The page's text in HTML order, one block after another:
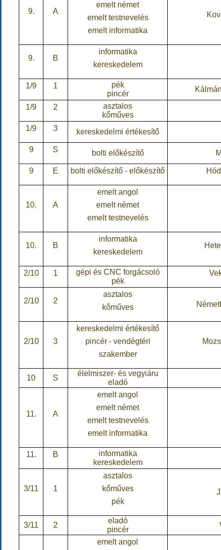
9. A
emelt német
emelt testnevelés
emelt informatika
9. B
informatika
kereskedelem
1/9 1
pék
pincér
1/9 2
asztalos
kőműves
1/9
3 kereskedelmi értékesítő
9 S bolti előkészítő
9 E bolti előkészítő - előkészítő
10. A
emelt angol
emelt német
emelt testnevelés
10. B
informatika
kereskedelem
2/10 1
gépi és CNC forgácsoló
pék
2/10 2
asztalos
kőműves
2/10 3
kereskedelmi értékesítő
pincér - vendégtéri
szakember
10 S
élelmiszer- és vegyiáru
eladó
11. A
emelt angol
emelt német
emelt testnevelés
emelt informatika
11. B
informatika
kereskedelem
3/11 1
asztalos
kőműves
pék
3/11 2
eladó
pincér
emelt angol